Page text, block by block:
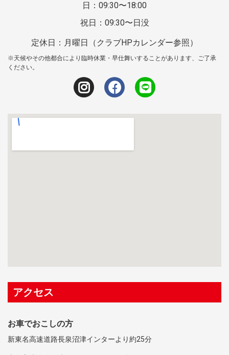
日：09:30〜18:00
祝日：09:30〜日没
定休日：月曜日（クラブHPカレンダー参照）
※天候やその他都合により臨時休業・早仕舞いすることがあります、ご了承
ください。
アクセス
お車でおこしの方
新東名高速道路長泉沼津インターより約25分